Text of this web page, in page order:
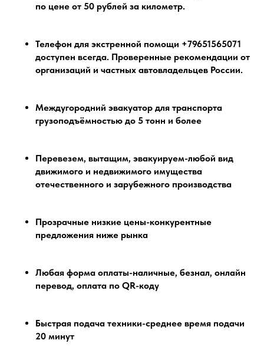
по цене от 50 рублей за километр.
Телефон для экстренной помощи +79651565071
доступен всегда. Проверенные рекомендации от
организаций и частных автовладельцев России.
Междугородний эвакуатор для транспорта
грузоподъёмностью до 5 тонн и более
Перевезем, вытащим, эвакуируем-любой вид
движимого и недвижимого имущества
отечественного и зарубежного производства
Прозрачные низкие цены-конкурентные
предложения ниже рынка
Любая форма оплаты-наличные, безнал, онлайн
перевод, оплата по QR-коду
Быстрая подача техники-среднее время подачи
20 минут